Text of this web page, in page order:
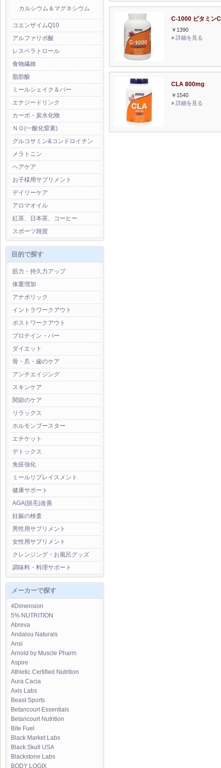
カルシウム＆マグネシウム
コエンザイムQ10
アルファリポ酸
レスベラトロール
食物繊維
脂肪酸
ミールシェイク＆バー
エナジードリンク
カーボ・炭水化物
ＮＯ(一酸化窒素)
グルコサミン&コンドロイチン
メラトニン
ヘアケア
お子様用サプリメント
デイリーケア
アロマオイル
紅茶、日本茶、コーヒー
スポーツ雑貨
目的で探す
筋力・持久力アップ
体重増加
アナボリック
イントラワークアウト
ポストワークアウト
プロテイン・バー
ダイエット
骨・爪・歯のケア
アンチエイジング
スキンケア
関節のケア
リラックス
ホルモンブースター
エチケット
デトックス
免疫強化
ミールリプレイスメント
健康サポート
AGA(脱毛)改善
妊娠の検査
男性用サプリメント
女性用サプリメント
クレンジング・お風呂グッズ
調味料・料理サポート
メーカーで探す
4Dimension
5% NUTRITION
Abreva
Andalou Naturals
Ansi
Arnold by Muscle Pharm
Aspire
Athletic Certified Nutrition
Aura Cacia
Axis Labs
Beast Sports
Betancourt Essentials
Betancourt Nutrition
Bite Fuel
Black Market Labs
Black Skull USA
Blackstone Labs
BODY LOGIX
C-1000 ビタミンC
￥1390
» 詳細を見る
CLA 800mg
￥1540
» 詳細を見る